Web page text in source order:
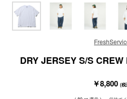
DRY JERSEY S/S
￥8,800 (税